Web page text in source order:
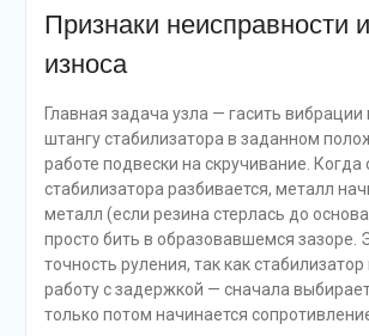
Признаки неисправности
износа
Главная задача узла — гасить
штангу стабилизатора в заданном
работе подвески на скручивание. Когда
стабилизатора разбивается, металл
металл (если резина стерлась до
просто бить в образовавшемся зазоре.
точность руления, так как стабилизатор
работу с задержкой — сначала
только потом начинается